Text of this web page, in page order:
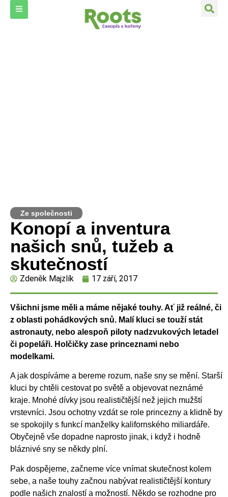
Ze společnosti
Konopí a inventura
našich snů, tužeb a
skutečností
Zdeněk Majzlík 17 září, 2017
Všichni jsme měli a máme nějaké touhy. Ať již reálné, či
z oblasti pohádkových snů. Malí kluci se touží stát
astronauty, nebo alespoň piloty nadzvukových letadel
či popeláři. Holčičky zase princeznami nebo
modelkami.
A jak dospíváme a bereme rozum, naše sny se mění. Starší
kluci by chtěli cestovat po světě a objevovat neznámé
kraje. Mnohé dívky jsou realističtější než jejich mužští
vrstevníci. Jsou ochotny vzdát se role princezny a klidně by
se spokojily s funkcí manželky kalifornského miliardáře.
Obyčejně vše dopadne naprosto jinak, i když i hodně
bláznivé sny se někdy plní.
Pak dospějeme, začneme více vnímat skutečnost kolem
sebe, a naše touhy začnou nabývat realističtější kontury
podle našich znalostí a možností. Někdo se rozhodne pro